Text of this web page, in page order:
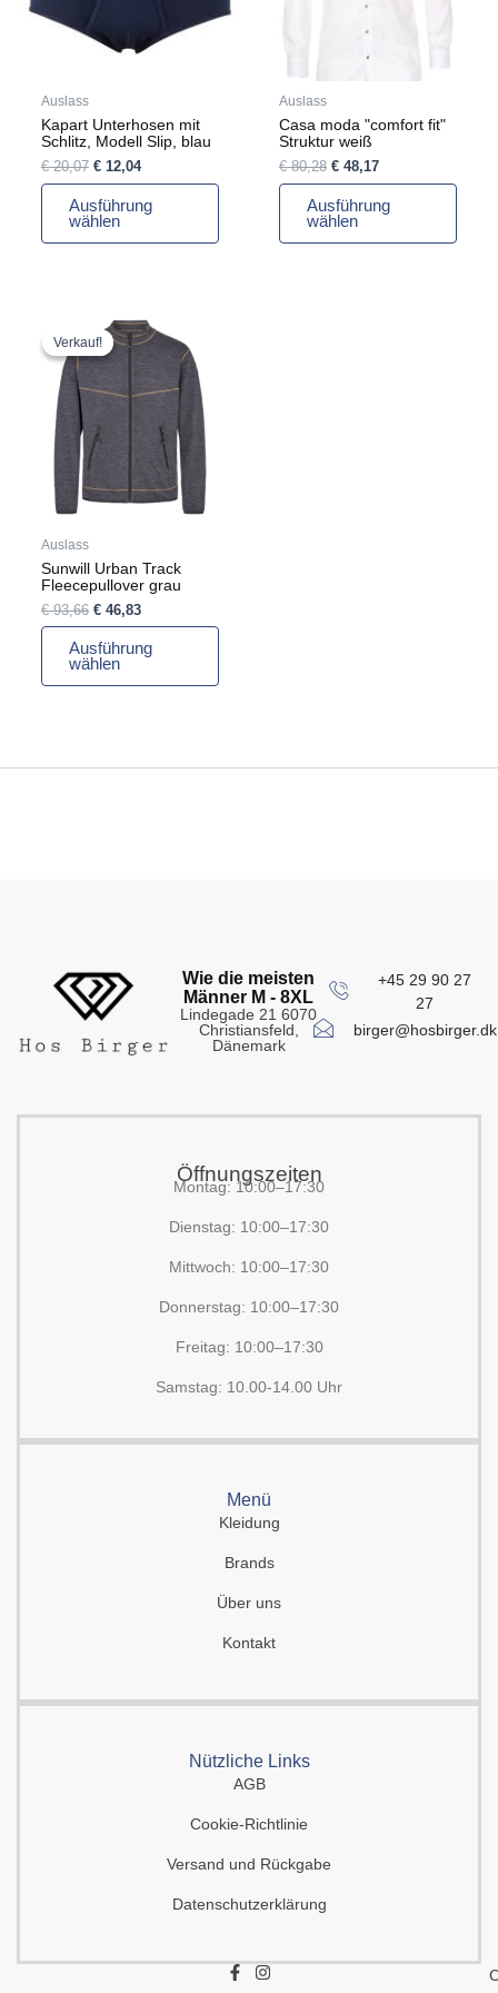
Auslass
Kapart Unterhosen mit
Schlitz, Modell Slip, blau
€20,07 €12,04
Ausführung
wählen
Die
Optionen
der
Produktseite
gewählt
werden
Auslass
Casa moda "comfort fit"
Struktur weiß
€80,28 €48,17
Ausführung
wählen
können
der
Produktseite
gewählt
werden
Verkauf!
Verkauf!
Auslass
Sunwill Urban Track
Fleecepullover grau
€93,66
Ursprünglicher
Preis
war:
€ 93,66
€46,83
Aktueller
Preis
Ausführung
wählen
Produkt
weist
mehrere
Varianten
auf.
Optionen
können
der
Produktseite
gewählt
werden
Wie die meisten
Männer M - 8XL
Lindegade 21 6070
Christiansfeld,
Dänemark
+45 29 90 27
27
birger@hosbirger.dk
Öffnungszeiten
Montag: 10:00–17:30
Dienstag: 10:00–17:30
Mittwoch: 10:00–17:30
Donnerstag: 10:00–17:30
Freitag: 10:00–17:30
Samstag: 10.00-14.00 Uhr
Menü
Kleidung
Brands
Über uns
Kontakt
Nützliche Links
AGB
Cookie-Richtlinie
Versand und Rückgabe
Datenschutzerklärung
F
I